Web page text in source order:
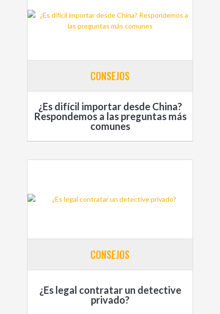
CONSEJOS
¿Es difícil importar desde China?
Respondemos a las preguntas más
comunes
CONSEJOS
¿Es legal contratar un detective
privado?